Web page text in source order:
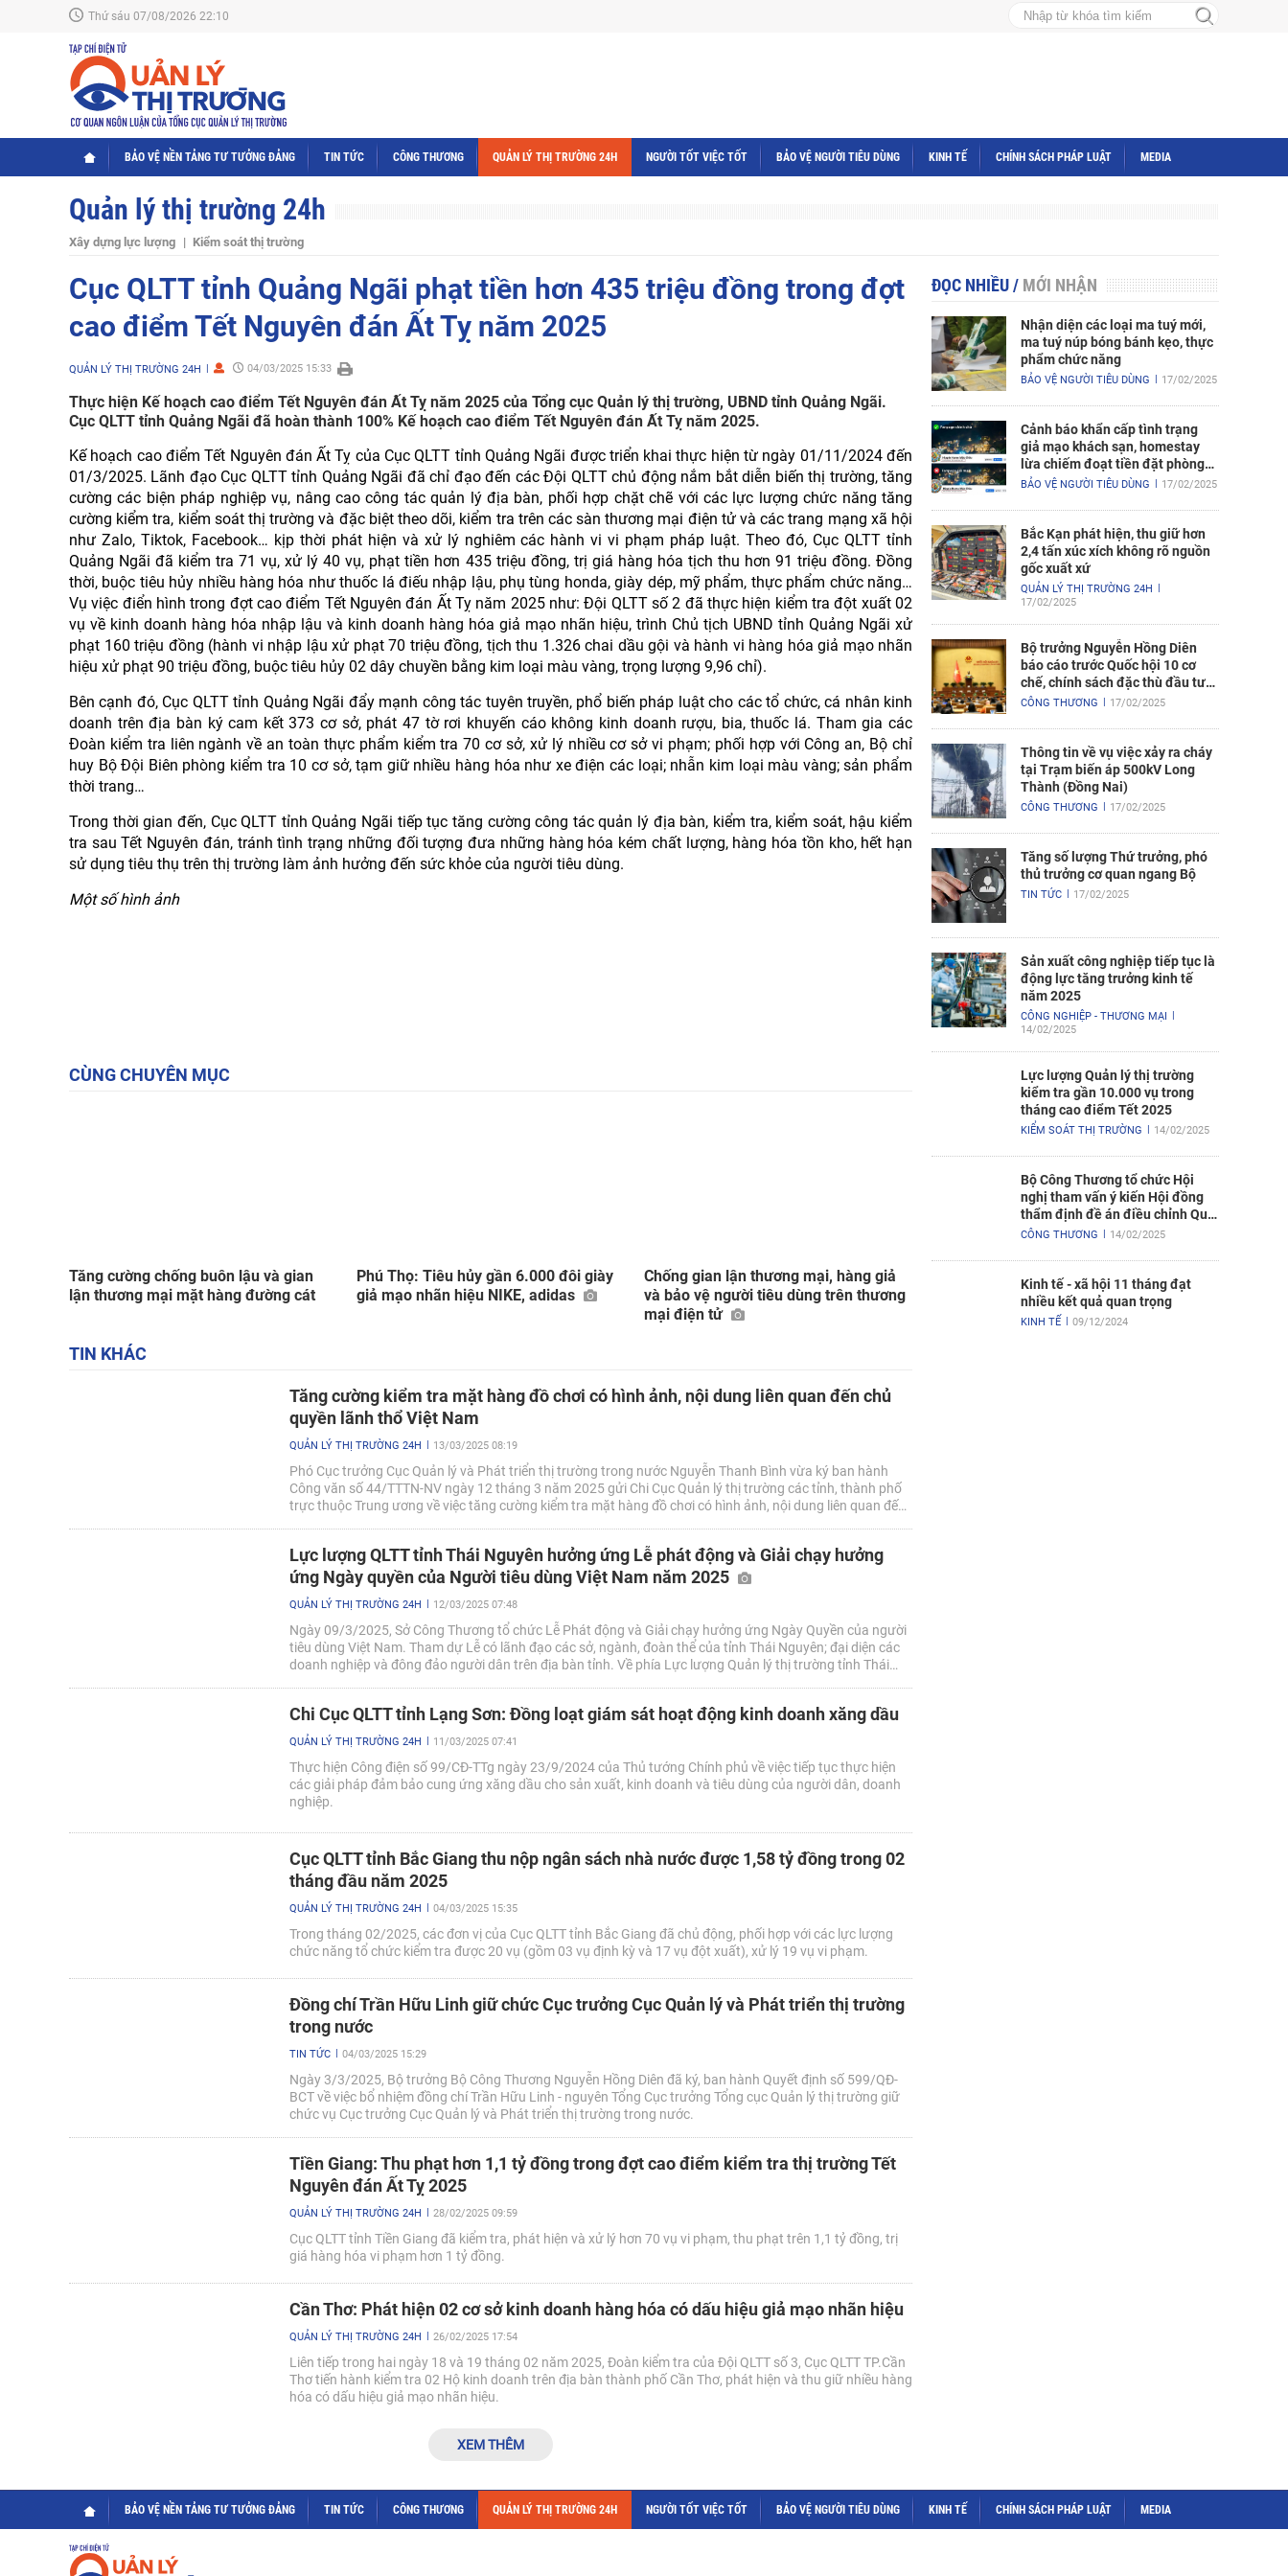
Thứ sáu 07/08/2026 22:10
BẢO VỆ NỀN TẢNG TƯ TƯỞNG ĐẢNG TIN TỨC CÔNG THƯƠNG QUẢN LÝ THỊ TRƯỜNG 24H NGƯỜI TỐT VIỆC TỐT BẢO VỆ NGƯỜI TIÊU DÙNG KINH TẾ CHÍNH SÁCH PHÁP LUẬT MEDIA
Quản lý thị trường 24h
Xây dựng lực lượng Kiểm soát thị trường
Cục QLTT tỉnh Quảng Ngãi phạt tiền hơn 435 triệu đồng trong đợt
cao điểm Tết Nguyên đán Ất Tỵ năm 2025
QUẢN LÝ THỊ TRƯỜNG 24H 04/03/2025 15:33
Thực hiện Kế hoạch cao điểm Tết Nguyên đán Ất Tỵ năm 2025 của Tổng cục Quản lý thị trường, UBND tỉnh Quảng Ngãi.
Cục QLTT tỉnh Quảng Ngãi đã hoàn thành 100% Kế hoạch cao điểm Tết Nguyên đán Ất Tỵ năm 2025.
Kế hoạch cao điểm Tết Nguyên đán Ất Tỵ của Cục QLTT tỉnh Quảng Ngãi được triển khai thực hiện từ ngày 01/11/2024 đến
01/3/2025. Lãnh đạo Cục QLTT tỉnh Quảng Ngãi đã chỉ đạo đến các Đội QLTT chủ động nắm bắt diễn biến thị trường, tăng
cường các biện pháp nghiệp vụ, nâng cao công tác quản lý địa bàn, phối hợp chặt chẽ với các lực lượng chức năng tăng
cường kiểm tra, kiểm soát thị trường và đặc biệt theo dõi, kiểm tra trên các sàn thương mại điện tử và các trang mạng xã hội
như Zalo, Tiktok, Facebook… kịp thời phát hiện và xử lý nghiêm các hành vi vi phạm pháp luật. Theo đó, Cục QLTT tỉnh
Quảng Ngãi đã kiểm tra 71 vụ, xử lý 40 vụ, phạt tiền hơn 435 triệu đồng, trị giá hàng hóa tịch thu hơn 91 triệu đồng. Đồng
thời, buộc tiêu hủy nhiều hàng hóa như thuốc lá điếu nhập lậu, phụ tùng honda, giày dép, mỹ phẩm, thực phẩm chức năng…
Vụ việc điển hình trong đợt cao điểm Tết Nguyên đán Ất Tỵ năm 2025 như: Đội QLTT số 2 đã thực hiện kiểm tra đột xuất 02
vụ về kinh doanh hàng hóa nhập lậu và kinh doanh hàng hóa giả mạo nhãn hiệu, trình Chủ tịch UBND tỉnh Quảng Ngãi xử
phạt 160 triệu đồng (hành vi nhập lậu xử phạt 70 triệu đồng, tịch thu 1.326 chai dầu gội và hành vi hàng hóa giả mạo nhãn
hiệu xử phạt 90 triệu đồng, buộc tiêu hủy 02 dây chuyền bằng kim loại màu vàng, trọng lượng 9,96 chỉ).
Bên cạnh đó, Cục QLTT tỉnh Quảng Ngãi đẩy mạnh công tác tuyên truyền, phổ biến pháp luật cho các tổ chức, cá nhân kinh
doanh trên địa bàn ký cam kết 373 cơ sở, phát 47 tờ rơi khuyến cáo không kinh doanh rượu, bia, thuốc lá. Tham gia các
Đoàn kiểm tra liên ngành về an toàn thực phẩm kiểm tra 70 cơ sở, xử lý nhiều cơ sở vi phạm; phối hợp với Công an, Bộ chỉ
huy Bộ Đội Biên phòng kiểm tra 10 cơ sở, tạm giữ nhiều hàng hóa như xe điện các loại; nhẫn kim loại màu vàng; sản phẩm
thời trang…
Trong thời gian đến, Cục QLTT tỉnh Quảng Ngãi tiếp tục tăng cường công tác quản lý địa bàn, kiểm tra, kiểm soát, hậu kiểm
tra sau Tết Nguyên đán, tránh tình trạng những đối tượng đưa những hàng hóa kém chất lượng, hàng hóa tồn kho, hết hạn
sử dụng tiêu thụ trên thị trường làm ảnh hưởng đến sức khỏe của người tiêu dùng.
Một số hình ảnh
CÙNG CHUYÊN MỤC
Tăng cường chống buôn lậu và gian
lận thương mại mặt hàng đường cát
Phú Thọ: Tiêu hủy gần 6.000 đôi giày
giả mạo nhãn hiệu NIKE, adidas
Chống gian lận thương mại, hàng giả
và bảo vệ người tiêu dùng trên thương
mại điện tử
TIN KHÁC
Tăng cường kiểm tra mặt hàng đồ chơi có hình ảnh, nội dung liên quan đến chủ
quyền lãnh thổ Việt Nam
QUẢN LÝ THỊ TRƯỜNG 24H 13/03/2025 08:19
Phó Cục trưởng Cục Quản lý và Phát triển thị trường trong nước Nguyễn Thanh Bình vừa ký ban hành
Công văn số 44/TTTN-NV ngày 12 tháng 3 năm 2025 gửi Chi Cục Quản lý thị trường các tỉnh, thành phố
trực thuộc Trung ương về việc tăng cường kiểm tra mặt hàng đồ chơi có hình ảnh, nội dung liên quan đến
Lực lượng QLTT tỉnh Thái Nguyên hưởng ứng Lễ phát động và Giải chạy hưởng
ứng Ngày quyền của Người tiêu dùng Việt Nam năm 2025
QUẢN LÝ THỊ TRƯỜNG 24H 12/03/2025 07:48
Ngày 09/3/2025, Sở Công Thương tổ chức Lễ Phát động và Giải chạy hưởng ứng Ngày Quyền của người
tiêu dùng Việt Nam. Tham dự Lễ có lãnh đạo các sở, ngành, đoàn thể của tỉnh Thái Nguyên; đại diện các
doanh nghiệp và đông đảo người dân trên địa bàn tỉnh. Về phía Lực lượng Quản lý thị trường tỉnh Thái
Chi Cục QLTT tỉnh Lạng Sơn: Đồng loạt giám sát hoạt động kinh doanh xăng dầu
QUẢN LÝ THỊ TRƯỜNG 24H 11/03/2025 07:41
Thực hiện Công điện số 99/CĐ-TTg ngày 23/9/2024 của Thủ tướng Chính phủ về việc tiếp tục thực hiện
các giải pháp đảm bảo cung ứng xăng dầu cho sản xuất, kinh doanh và tiêu dùng của người dân, doanh
nghiệp.
Cục QLTT tỉnh Bắc Giang thu nộp ngân sách nhà nước được 1,58 tỷ đồng trong 02
tháng đầu năm 2025
QUẢN LÝ THỊ TRƯỜNG 24H 04/03/2025 15:35
Trong tháng 02/2025, các đơn vị của Cục QLTT tỉnh Bắc Giang đã chủ động, phối hợp với các lực lượng
chức năng tổ chức kiểm tra được 20 vụ (gồm 03 vụ định kỳ và 17 vụ đột xuất), xử lý 19 vụ vi phạm.
Đồng chí Trần Hữu Linh giữ chức Cục trưởng Cục Quản lý và Phát triển thị trường
trong nước
TIN TỨC 04/03/2025 15:29
Ngày 3/3/2025, Bộ trưởng Bộ Công Thương Nguyễn Hồng Diên đã ký, ban hành Quyết định số 599/QĐ-
BCT về việc bổ nhiệm đồng chí Trần Hữu Linh - nguyên Tổng Cục trưởng Tổng cục Quản lý thị trường giữ
chức vụ Cục trưởng Cục Quản lý và Phát triển thị trường trong nước.
Tiền Giang: Thu phạt hơn 1,1 tỷ đồng trong đợt cao điểm kiểm tra thị trường Tết
Nguyên đán Ất Tỵ 2025
QUẢN LÝ THỊ TRƯỜNG 24H 28/02/2025 09:59
Cục QLTT tỉnh Tiền Giang đã kiểm tra, phát hiện và xử lý hơn 70 vụ vi phạm, thu phạt trên 1,1 tỷ đồng, trị
giá hàng hóa vi phạm hơn 1 tỷ đồng.
Cần Thơ: Phát hiện 02 cơ sở kinh doanh hàng hóa có dấu hiệu giả mạo nhãn hiệu
QUẢN LÝ THỊ TRƯỜNG 24H 26/02/2025 17:54
Liên tiếp trong hai ngày 18 và 19 tháng 02 năm 2025, Đoàn kiểm tra của Đội QLTT số 3, Cục QLTT TP.Cần
Thơ tiến hành kiểm tra 02 Hộ kinh doanh trên địa bàn thành phố Cần Thơ, phát hiện và thu giữ nhiều hàng
hóa có dấu hiệu giả mạo nhãn hiệu.
XEM THÊM
ĐỌC NHIỀU/ MỚI NHẬN
Nhận diện các loại ma tuý mới,
ma tuý núp bóng bánh kẹo, thực
phẩm chức năng
BẢO VỆ NGƯỜI TIÊU DÙNG 17/02/2025
Cảnh báo khẩn cấp tình trạng
giả mạo khách sạn, homestay
lừa chiếm đoạt tiền đặt phòng
nghỉ
BẢO VỆ NGƯỜI TIÊU DÙNG 17/02/2025
Bắc Kạn phát hiện, thu giữ hơn
2,4 tấn xúc xích không rõ nguồn
gốc xuất xứ
QUẢN LÝ THỊ TRƯỜNG 24H
17/02/2025
Bộ trưởng Nguyễn Hồng Diên
báo cáo trước Quốc hội 10 cơ
chế, chính sách đặc thù đầu tư
xây dựng Dự án điện hạt nhân
CÔNG THƯƠNG 17/02/2025
Thông tin về vụ việc xảy ra cháy
tại Trạm biến áp 500kV Long
Thành (Đồng Nai)
CÔNG THƯƠNG 17/02/2025
Tăng số lượng Thứ trưởng, phó
thủ trưởng cơ quan ngang Bộ
TIN TỨC 17/02/2025
Sản xuất công nghiệp tiếp tục là
động lực tăng trưởng kinh tế
năm 2025
CÔNG NGHIỆP - THƯƠNG MẠI
14/02/2025
Lực lượng Quản lý thị trường
kiểm tra gần 10.000 vụ trong
tháng cao điểm Tết 2025
KIỂM SOÁT THỊ TRƯỜNG 14/02/2025
Bộ Công Thương tổ chức Hội
nghị tham vấn ý kiến Hội đồng
thẩm định đề án điều chỉnh Quy
hoạch điện VIII
CÔNG THƯƠNG 14/02/2025
Kinh tế - xã hội 11 tháng đạt
nhiều kết quả quan trọng
KINH TẾ 09/12/2024
BẢO VỆ NỀN TẢNG TƯ TƯỞNG ĐẢNG TIN TỨC CÔNG THƯƠNG QUẢN LÝ THỊ TRƯỜNG 24H NGƯỜI TỐT VIỆC TỐT BẢO VỆ NGƯỜI TIÊU DÙNG KINH TẾ CHÍNH SÁCH PHÁP LUẬT MEDIA